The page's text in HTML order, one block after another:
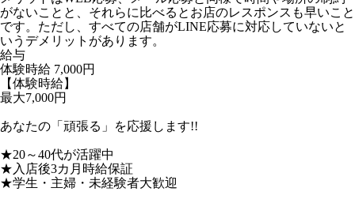
がないことと、それらに比べるとお店のレスポンスも早いこと
です。ただし、すべての店舗がLINE応募に対応していないと
いうデメリットがあります。
給与
体験時給 7,000円
【体験時給】
最大7,000円
あなたの「頑張る」を応援します!!
★20～40代が活躍中
★入店後3カ月時給保証
★学生・主婦・未経験者大歓迎